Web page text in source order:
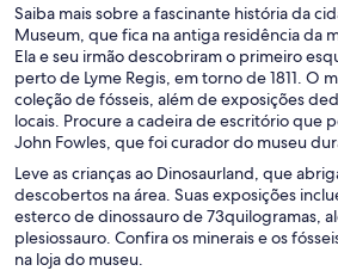
Saiba mais sobre a fascinante história da
Museum, que fica na antiga residência da
Ela e seu irmão descobriram o primeiro
perto de Lyme Regis, em torno de 1811. O
coleção de fósseis, além de exposições
locais. Procure a cadeira de escritório que
John Fowles, que foi curador do museu
Leve as crianças ao Dinosaurland, que
descobertos na área. Suas exposições
esterco de dinossauro de 73quilogramas,
plesiossauro. Confira os minerais e os
na loja do museu.